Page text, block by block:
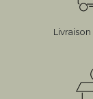
Livraison